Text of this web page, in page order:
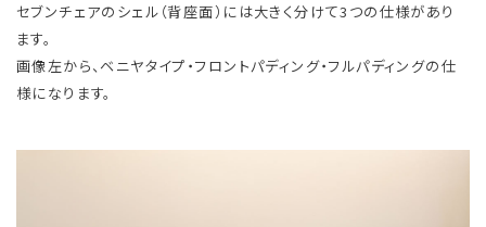
セブンチェアのシェル（背座面）には大きく分けて3つの仕様があり
ます。
画像左から、ベニヤタイプ・フロントパディング・フルパディングの仕
様になります。